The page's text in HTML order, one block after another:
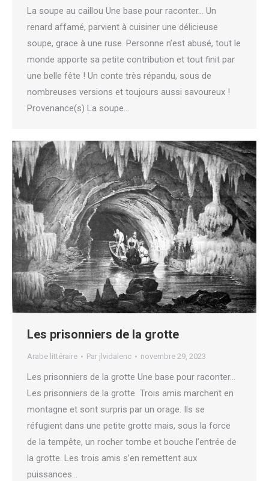
La soupe au caillou Une base pour raconter… Un
renard affamé, parvient à cuisiner une délicieuse
soupe, grace à une ruse. Personne n’est abusé, tout le
monde apporte sa petite contribution et tout finit par
une belle fête ! Un conte très répandu, sous de
nombreuses versions et toujours aussi savoureux !
Provenance(s) La soupe…
Les prisonniers de la grotte
Arabe littéraire Par jlvidalenc novembre 29, 2023
Les prisonniers de la grotte Une base pour raconter…
Les prisonniers de la grotte Trois amis marchent en
montagne et sont surpris par un orage. Ils se
réfugient dans une petite grotte mais, sous la force
de la tempête, un rocher tombe et bouche l’entrée de
la grotte. Les trois amis s’en remettent aux
puissances…